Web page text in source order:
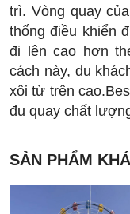
trì. Vòng quay
thống điều khiển
đi lên cao hơn
cách này, du
xôi từ trên
đu quay chất
SẢN PHẨM